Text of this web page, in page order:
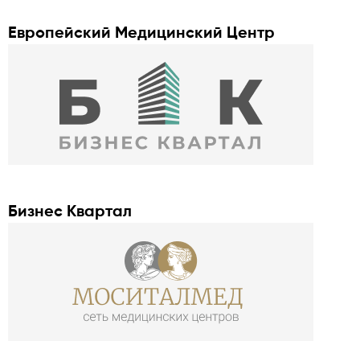
Европейский Медицинский Центр
Бизнес Квартал